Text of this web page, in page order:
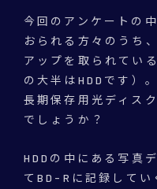
今回のアンケートの
おられる方々のうち
アップを取られてい
の大半はHDDです）
長期保存用光ディス
でしょうか？
HDDの中にある写真
てBD-Rに記録してい